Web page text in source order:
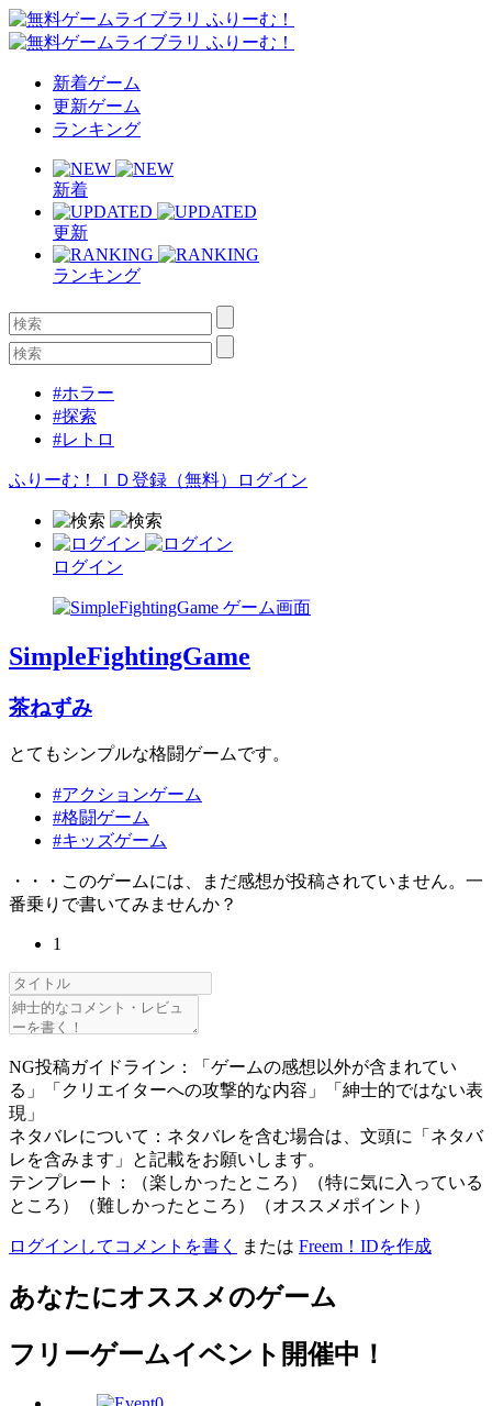
新着ゲーム
更新ゲーム
ランキング
新着
更新
ランキング
#ホラー
#探索
#レトロ
ふりーむ！ＩＤ登録（無料） ログイン
ログイン
SimpleFightingGame
茶ねずみ
とてもシンプルな格闘ゲームです。
#アクションゲーム
#格闘ゲーム
#キッズゲーム
・・・このゲームには、まだ感想が投稿されていません。一
番乗りで書いてみませんか？
1
NG投稿ガイドライン：「ゲームの感想以外が含まれてい
る」「クリエイターへの攻撃的な内容」「紳士的ではない表
現」
ネタバレについて：ネタバレを含む場合は、文頭に「ネタバ
レを含みます」と記載をお願いします。
テンプレート：（楽しかったところ）（特に気に入っている
ところ）（難しかったところ）（オススメポイント）
ログインしてコメントを書く または Freem！IDを作成
あなたにオススメのゲーム
フリーゲームイベント開催中！